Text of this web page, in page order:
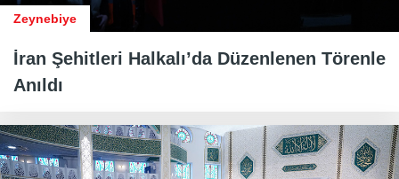
Zeynebiye
İran Şehitleri Halkalı’da Düzenlenen Törenle
Anıldı